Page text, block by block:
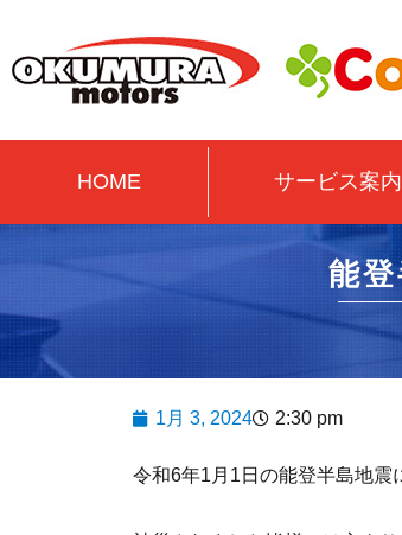
HOME サービス案内
能
1月 3, 2024 2:30 pm
令和6年1月1日の能登半島地震